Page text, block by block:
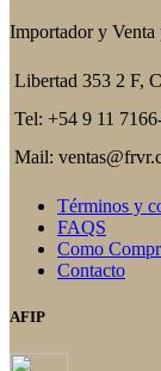
Importador y Venta
Libertad 353 2 F,
Tel: +54 9 11
Mail:
Términos y
FAQS
Como
Contacto
AFIP